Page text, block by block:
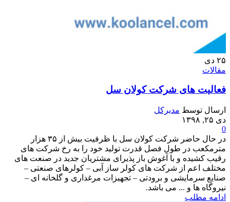
۲۵ دی
مقالات
فعالیت های شرکت کولان سل
ارسال توسط مدیرکل
دی ۲۵, ۱۳۹۸
0
در حال حاضر شرکت کولان سل با ظرفیت بیش از ۳۵ هزار
مترمکعب در طول فصل قدرت تولید خود را به رخ شرکت های
رقیب کشیده و با آغوش باز پذیرای مشتریان جدید در صنعت های
مختلف اعم از شرکت های کولر ساز آبی – کولرهای صنعتی –
صنایع سرمایشی و برودتی – تجهیزات مرغداری و گلخانه ای –
نیروگاه ها و ... می باشد.
ادامه مطلب